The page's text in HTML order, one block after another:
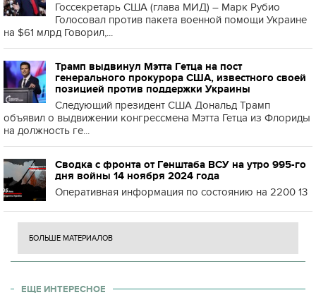
Госсекретарь США (глава МИД) – Марк Рубио
Голосовал против пакета военной помощи Украине
на $61 млрд Говорил,...
Трамп выдвинул Мэтта Гетца на пост
генерального прокурора США, известного своей
позицией против поддержки Украины
Следующий президент США Дональд Трамп
объявил о выдвижении конгрессмена Мэтта Гетца из Флориды
на должность ге...
Сводка с фронта от Генштаба ВСУ на утро 995-го
дня войны 14 ноября 2024 года
Оперативная информация по состоянию на 2200 13
БОЛЬШЕ МАТЕРИАЛОВ
ЕЩЕ ИНТЕРЕСНОЕ